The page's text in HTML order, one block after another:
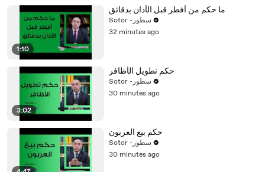
1:10
ما حكم من أفطر قبل الأذان بدقائق
Sotor -سطور
32 minutes ago
3:02
حكم تطويل الأظافر
Sotor -سطور
30 minutes ago
حكم بيع العربون
Sotor -سطور
30 minutes ago